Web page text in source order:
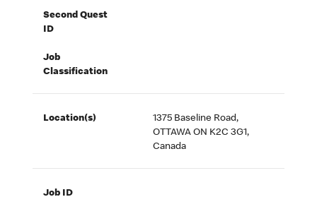
Second Quest
ID
Job
Classification
Location(s)
1375 Baseline Road,
OTTAWA ON K2C 3G1,
Canada
Job ID